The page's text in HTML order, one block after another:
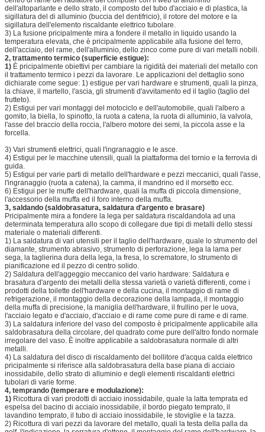
dell'altoparlante e dello strato, il composto del tubo d'acciaio e di plastica, la
sigillatura del di alluminio (buccia del dentifricio), il rotore del motore e la
sigillatura dell'elemento riscaldante elettrico tubolare.
3) La fusione pricipalmente mira a fondere il metallo in liquido usando la
temperatura elevata, che è pricipalmente applicabile alla fusione del ferro,
dell'acciaio, del rame, dell'alluminio, dello zinco come pure di vari metalli nobili.
2, trattamento termico (superficie estigue):
1) È pricipalmente obiettivi per cambiare la rigidità dei materiali del metallo con
il trattamento termico i pezzi da lavorare. Le applicazioni del dettaglio sono
dichiarate come segue: 1) estigue per vari hardware e strumenti, quali la pinza,
la chiave, il martello, l'ascia, gli strumenti d'avvitamento ed il taglio (taglio del
frutteto).
2) Estigui per vari montaggi del motociclo e dell'automobile, quali l'albero a
gomito, la biella, lo spinotto, la ruota a catena, la ruota di alluminio, la valvola,
l'asse del braccio della roccia, l'albero motore dei semi, la piccola asse e la
forcella.
3) Vari strumenti elettrici, quali l'ingranaggio e le asce.
4) Estigui per le macchine utensili, quali la piattaforma del tornio e la ferrovia di
guida.
5) Estigui per varie parti di metallo dell'hardware e pezzi meccanici, quali l'asse,
l'ingranaggio (ruota a catena), la camma, il mandrino ed il morsetto ecc.
6) Estigui per le muffe dell'hardware, quali la muffa di piccola dimensione,
l'accessorio della muffa ed il foro interno della muffa.
3, saldando (saldobrasatura, saldatura d'argento e brasare)
Pricipalmente mira a fondere la lega per saldatura riscaldandola ad una
determinata temperatura allo scopo di collegare due tipi di metalli dello stessi
materiale o materiali differenti.
1) La saldatura di vari utensili per il taglio dell'hardware, quale lo strumento del
diamante, strumento abrasivo, strumento di perforazione, lega la lama per
sega, la taglierina dura della lega, la fresa, lo scrematore, lo strumento di
pianificazione ed il pezzo di centro solido.
2) Saldatura dell'aggeggio meccanico del vario hardware: Saldatura e
brasatura d'argento dei metalli della stessa varietà o varietà differenti, come i
prodotti della toilette dell'hardware e della cucina, il montaggio di rame di
refrigerazione, il montaggio della decorazione della lampada, il montaggio
della muffa di precisione, la maniglia dell'hardware, il frullino per le uova,
l'acciaio legato e d'acciaio, d'acciaio e di rame come pure di rame e di rame.
3) La saldatura inferiore del vaso del composto è pricipalmente applicabile alla
saldobrasatura della circolare, del quadrato come pure dell'altro fondo normale
irregolare del vaso. È inoltre applicabile a saldobrasatura normale di altri
metalli.
4) La saldatura del disco di riscaldamento del bollitore d'acqua calda elettrico
pricipalmente si riferisce alla saldobrasatura della base piana di acciaio
inossidabile, dello strato di alluminio e degli elementi riscaldanti elettrici
tubolari di varie forme.
4, temprando (temperare e modulazione):
1) Ricottura di vari prodotti di acciaio inossidabile, quale la latta temprata ed
espelsa del bacino di acciaio inossidabile, il bordo piegato temprato, il
lavandino temprato, il tubo di acciaio inossidabile, le stoviglie e la tazza.
2) Ricottura di vari pezzi da lavorare del metallo, quali la testa della palla da